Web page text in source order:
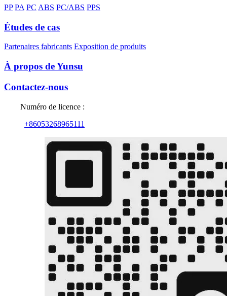
PP PA PC ABS PC/ABS PPS
Études de cas
Partenaires fabricants Exposition de produits
À propos de Yunsu
Contactez-nous
Numéro de licence :
+86053268965111